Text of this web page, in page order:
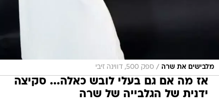
מלבישים את שרה / ספק 500, דווינה זיבי
אז מה אם גם בעלי לובש כאלה... סקיצה
ידנית של הגלבייה של שרה